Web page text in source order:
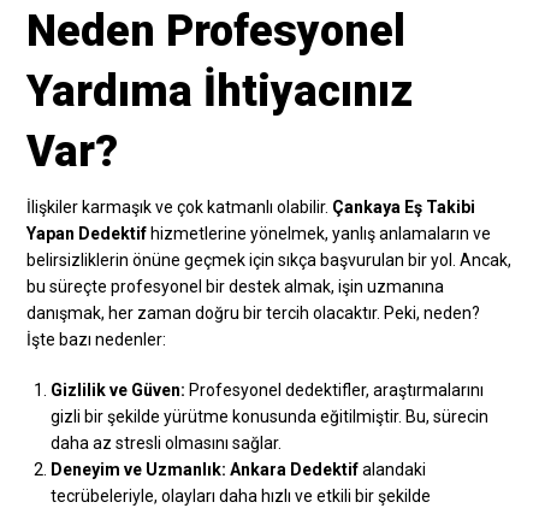
Neden Profesyonel
Yardıma İhtiyacınız
Var?
İlişkiler karmaşık ve çok katmanlı olabilir. Çankaya Eş Takibi
Yapan Dedektif hizmetlerine yönelmek, yanlış anlamaların ve
belirsizliklerin önüne geçmek için sıkça başvurulan bir yol. Ancak,
bu süreçte profesyonel bir destek almak, işin uzmanına
danışmak, her zaman doğru bir tercih olacaktır. Peki, neden?
İşte bazı nedenler:
Gizlilik ve Güven: Profesyonel dedektifler, araştırmalarını
gizli bir şekilde yürütme konusunda eğitilmiştir. Bu, sürecin
daha az stresli olmasını sağlar.
Deneyim ve Uzmanlık: Ankara Dedektifalandaki
tecrübeleriyle, olayları daha hızlı ve etkili bir şekilde